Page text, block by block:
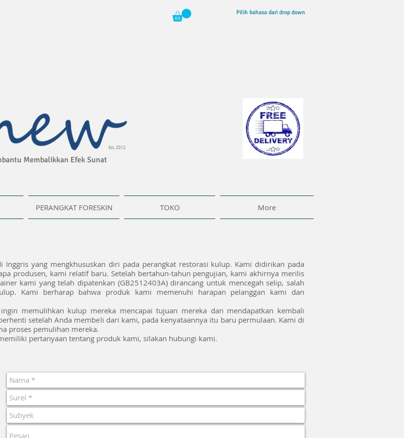
Pilih bahasa dari drop down
Membalikkan Efek Sunat
Est. 2012
PERANGKAT FORESKIN TOKO More
Inggris yang mengkhususkan diri pada perangkat restorasi kulup. Kami didirikan pada
produsen, kami relatif baru. Setelah bertahun-tahun pengujian, kami akhirnya merilis
kami yang telah dipatenkan (GB2512403A) dirancang untuk mencegah selip, salah
Kami berharap bahwa produk kami memenuhi harapan pelanggan kami dan
memulihkan kulup mereka mencapai tujuan mereka dan mendapatkan kembali
setelah Anda membeli dari kami, pada kenyataannya itu baru permulaan. Kami di
proses pemulihan mereka.
pertanyaan tentang produk kami, silakan hubungi kami.